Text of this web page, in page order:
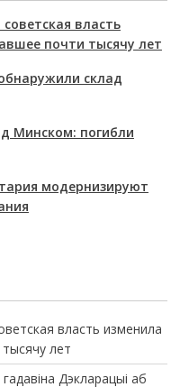
власть
почти тысячу лет
склад
Минском: погибли
модернизируют
власть изменила
лет
Дэкларацыі аб